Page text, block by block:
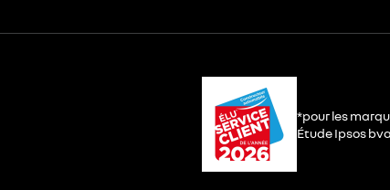
*pour les
Étude Ipsos